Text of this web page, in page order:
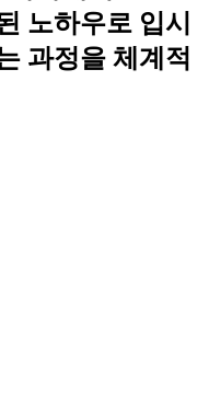
노하우로 입시
과정을 체계적